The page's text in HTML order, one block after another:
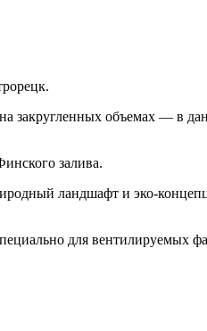
закругленных объемах — в
залива.
ландшафт и эко-
для вентилируемых